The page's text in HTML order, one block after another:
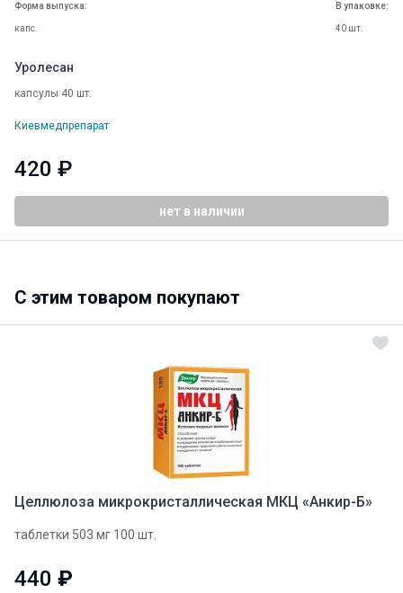
Форма выпуска:
капс.
В упаковке:
40 шт.
Уролесан
капсулы 40 шт.
Киевмедпрепарат
420 ₽
нет в наличии
C этим товаром покупают
Целлюлоза микрокристаллическая МКЦ «Анкир-Б»
таблетки 503 мг 100 шт.
440 ₽